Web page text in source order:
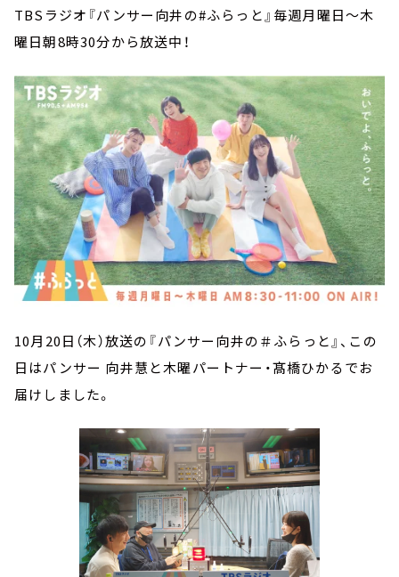
TBSラジオ『パンサー向井の#ふらっと』毎週月曜日～木
曜日朝8時30分から放送中！
10月20日（木）放送の『パンサー向井の＃ふらっと』、この
日はパンサー 向井慧と木曜パートナー・髙橋ひかるでお
届けしました。